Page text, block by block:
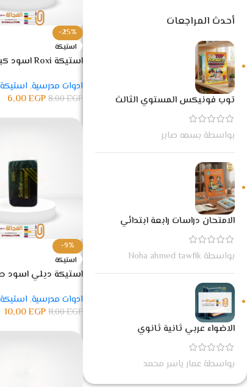
أحدث المراجعات
توب فونيكس المستوي الثالث
بواسطة بسمه صابر
الامتحان دراسات رابعة ابتدائي
بواسطة Noha ahmed tawfik
الاضواء عربي ثانية ثانوي
بواسطة عمار ياسر محمد
-25%
استيكة
استيكة Roxi اسود كبيرة
ادوات مدرسية, استيكة
8,00EGP
6,00EGP
-9%
استيكة
استيكة ديلي اسود
ادوات مدرسية, استيكة
11,00EGP
10,00EGP